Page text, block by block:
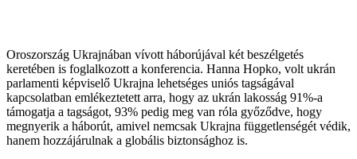
Oroszország Ukrajnában vívott háborújával két beszélgetés
keretében is foglalkozott a konferencia. Hanna Hopko, volt ukrán
parlamenti képviselő Ukrajna lehetséges uniós tagságával
kapcsolatban emlékeztetett arra, hogy az ukrán lakosság 91%-a
támogatja a tagságot, 93% pedig meg van róla győződve, hogy
megnyerik a háborút, amivel nemcsak Ukrajna függetlenségét védik,
hanem hozzájárulnak a globális biztonsághoz is.